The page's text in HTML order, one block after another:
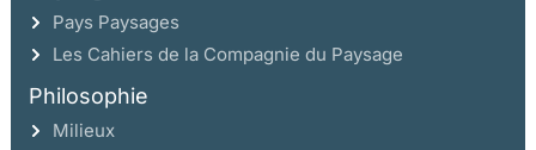
Pays Paysages
Les Cahiers de la Compagnie du Paysage
Philosophie
Milieux